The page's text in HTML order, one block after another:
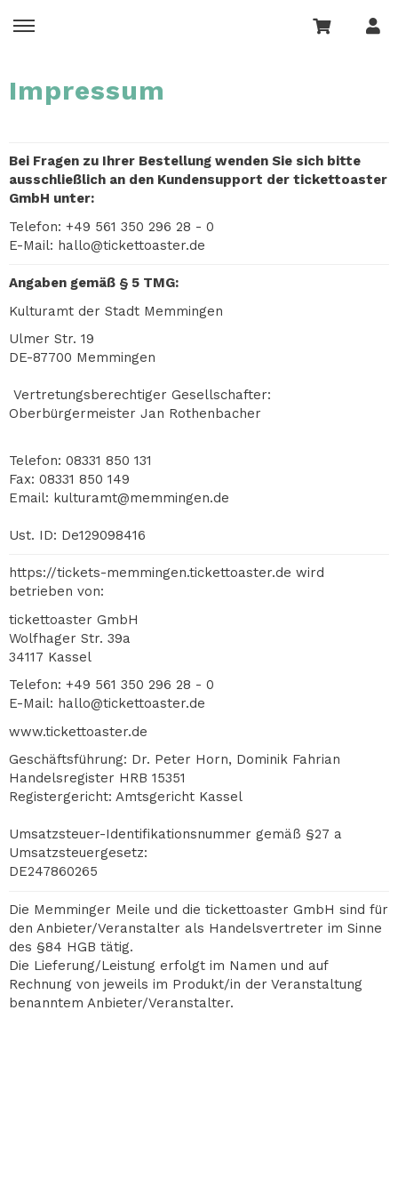
Impressum
Bei Fragen zu Ihrer Bestellung wenden Sie sich bitte
ausschließlich an den Kundensupport der tickettoaster
GmbH unter:
Telefon: +49 561 350 296 28 - 0
E-Mail: hallo@tickettoaster.de
Angaben gemäß § 5 TMG:
Kulturamt der Stadt Memmingen
Ulmer Str. 19
DE-87700 Memmingen
Vertretungsberechtiger Gesellschafter:
Oberbürgermeister Jan Rothenbacher
Telefon: 08331 850 131
Fax: 08331 850 149
Email: kulturamt@memmingen.de
Ust. ID: De129098416
https://tickets-memmingen.tickettoaster.de wird
betrieben von:
tickettoaster GmbH
Wolfhager Str. 39a
34117 Kassel
Telefon: +49 561 350 296 28 - 0
E-Mail: hallo@tickettoaster.de
www.tickettoaster.de
Geschäftsführung: Dr. Peter Horn, Dominik Fahrian
Handelsregister HRB 15351
Registergericht: Amtsgericht Kassel
Umsatzsteuer-Identifikationsnummer gemäß §27 a
Umsatzsteuergesetz:
DE247860265
Die Memminger Meile und die tickettoaster GmbH sind für
den Anbieter/Veranstalter als Handelsvertreter im Sinne
des §84 HGB tätig.
Die Lieferung/Leistung erfolgt im Namen und auf
Rechnung von jeweils im Produkt/in der Veranstaltung
benanntem Anbieter/Veranstalter.